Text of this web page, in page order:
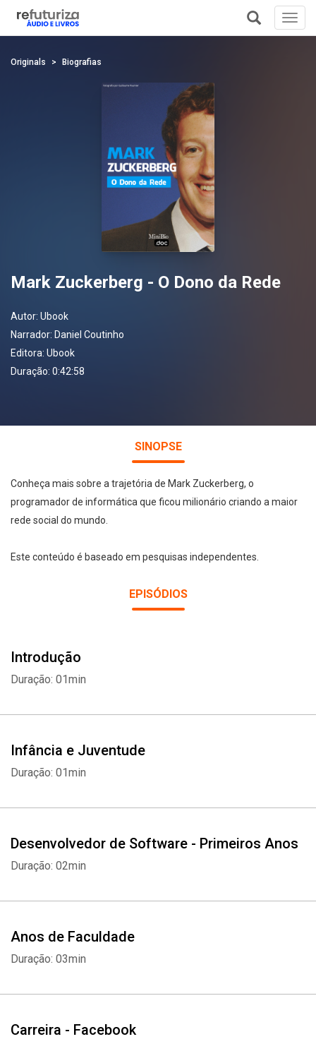
Originals Biografias
Mark Zuckerberg - O Dono da Rede
Autor: Ubook
Narrador: Daniel Coutinho
Editora: Ubook
Duração: 0:42:58
SINOPSE
Conheça mais sobre a trajetória de Mark Zuckerberg, o
programador de informática que ficou milionário criando a maior
rede social do mundo.
Este conteúdo é baseado em pesquisas independentes.
EPISÓDIOS
Introdução
Duração: 01min
Infância e Juventude
Duração: 01min
Desenvolvedor de Software - Primeiros Anos
Duração: 02min
Anos de Faculdade
Duração: 03min
Carreira - Facebook